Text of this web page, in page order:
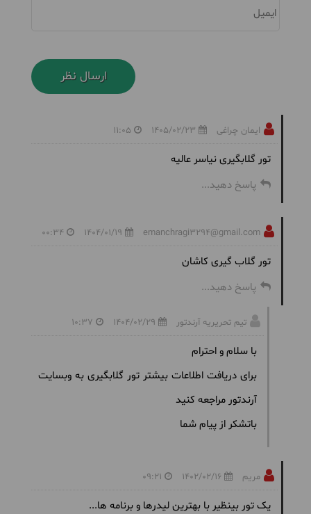
ایمیل
ایمان چراغی 1405/02/23
11:05
تور گلابگیری نیاسر عالیه
پاسخ دهید...
emanchragi3294@gmail.com
1404/01/19
00:34
تور گلاب گیری کاشان
پاسخ دهید...
تیم تحریریه آرندتور 1404/02/29
10:37
با سلام و احترام
برای دریافت اطلاعات بیشتر تور گلابگیری به وبسایت
آرندتور مراجعه کنید
باتشکر از پیام شما
مریم 1402/02/16
09:21
یک تور بینظیر با بهترین لیدرها و برنامه ها...